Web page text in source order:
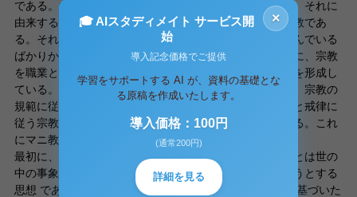
である。六つ目に、法術・禁忌、神に対する祭祀や祈祷、それに
由来する宗教礼儀を含んでいる。道教は法術に長じた宗教であ
る。それは中国の古くからの方技術数を余すことなく含んでいる
ばかりか、宗教礼儀や斎醮の様式も作り上げた。七つ目に、宗教
を職業とする人々がいて、それ相応の宗教の機構と階層を形成し
ている。教徒は教えの規律に従って自己の行為を制限し、宗教の
規範に従う。故に道士たちは、特別な服を身につけ規律と戒律に
従う宗教職業者といえる。以上が道教の大きな特徴である。これ
にマニ教の特徴を照らし合わせて見ていくことにする。
最初に、マニ教は善悪二元論の立場を取る。善悪二元論とは世の
中の事象を善と悪の二つに分類する事で世界を理解しようとする
思想 である。さらに、マニ教の根幹はグノーシス主義に基づいた
×
🎓 AIスタディメイト サービス開
始
導入記念価格でご提供
学習をサポートする AI が、資料の基礎とな
る原稿を作成いたします。
導入価格：100円
(通常200円)
詳細を見る